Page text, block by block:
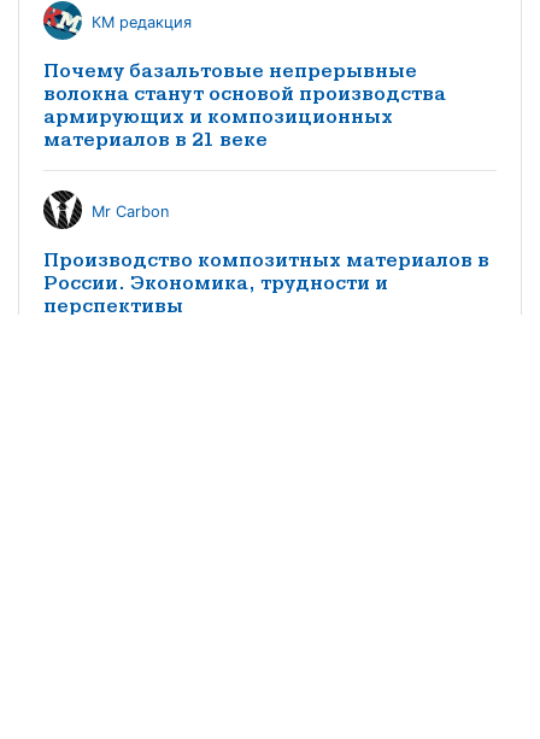
КМ редакция
Почему базальтовые непрерывные
волокна станут основой производства
армирующих и композиционных
материалов в 21 веке
Mr Carbon
Производство композитных материалов в
России. Экономика, трудности и
перспективы